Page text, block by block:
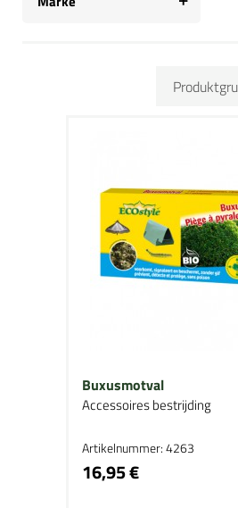
Buxusmotval
Accessoires bestrijding
Artikelnummer: 4263
16,95 €